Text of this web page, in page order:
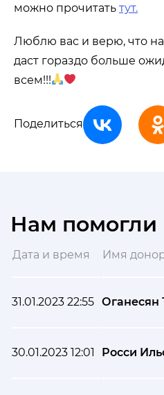
можно прочитать тут.
Люблю вас и верю, что
даст гораздо больше
всем!!!
Поделиться
Нам помогли
Дата и время Имя
31.01.2023 22:55 Оганесян
30.01.2023 12:01 Росси